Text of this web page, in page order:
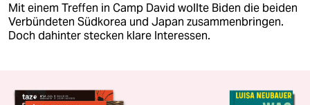
Mit einem Treffen in Camp David wollte Biden die beiden
Verbündeten Südkorea und Japan zusammenbringen.
Doch dahinter stecken klare Interessen.